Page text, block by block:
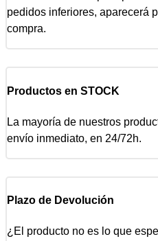
pedidos inferiores, aparecerá
compra.
Productos en STOCK
La mayoría de nuestros
envío inmediato, en 24/72h.
Plazo de Devolución
¿El producto no es lo que